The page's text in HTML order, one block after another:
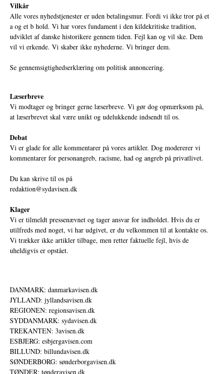
Vilkår
Alle vores nyhedstjenester er uden betalingsmur. Fordi vi ikke tror på et
a og et b hold. Vi har vores fundament i den kildekritiske tradition,
udviklet af danske historikere gennem tiden. Fejl kan og vil ske. Dem
vil vi erkende. Vi skaber ikke nyhederne. Vi bringer dem.
Se gennemsigtighedserklæring om politisk annoncering.
Læserbreve
Vi modtager og bringer gerne læserbreve. Vi gør dog opmærksom på,
at læserbrevet skal være unikt og udelukkende indsendt til os.
Debat
Vi er glade for alle kommentarer på vores artikler. Dog modererer vi
kommentarer for personangreb, racisme, had og angreb på privatlivet.
Du kan skrive til os på
redaktion@sydavisen.dk
Klager
Vi er tilmeldt pressenævnet og tager ansvar for indholdet. Hvis du er
utilfreds med noget, vi har udgivet, er du velkommen til at kontakte os.
Vi trækker ikke artikler tilbage, men retter faktuelle fejl, hvis de
uheldigvis er opstået.
DANMARK: danmarkavisen.dk
JYLLAND: jyllandsavisen.dk
REGIONEN: regionsavisen.dk
SYDDANMARK: sydavisen.dk
TREKANTEN: 3avisen.dk
ESBJERG: esbjergavisen.com
BILLUND: billundavisen.dk
SØNDERBORG: sønderborgavisen.dk
TØNDER: tønderavisen.dk